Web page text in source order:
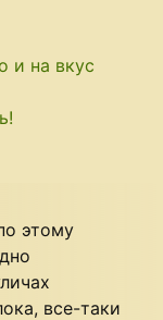
и на вкус
этому
все-таки